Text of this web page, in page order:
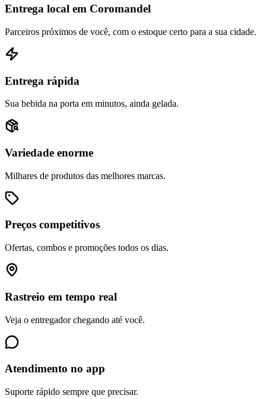
Entrega local em Coromandel
Parceiros próximos de você, com o estoque certo para a sua cidade.
Entrega rápida
Sua bebida na porta em minutos, ainda gelada.
Variedade enorme
Milhares de produtos das melhores marcas.
Preços competitivos
Ofertas, combos e promoções todos os dias.
Rastreio em tempo real
Veja o entregador chegando até você.
Atendimento no app
Suporte rápido sempre que precisar.